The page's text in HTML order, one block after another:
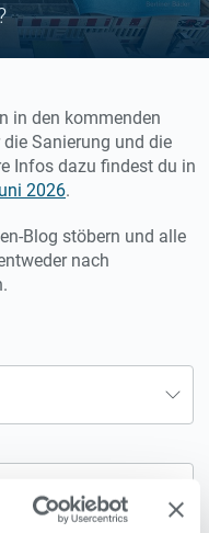
in den kommenden
Sanierung und die
Infos dazu findest du in
2026.
Blog stöbern und alle
nach